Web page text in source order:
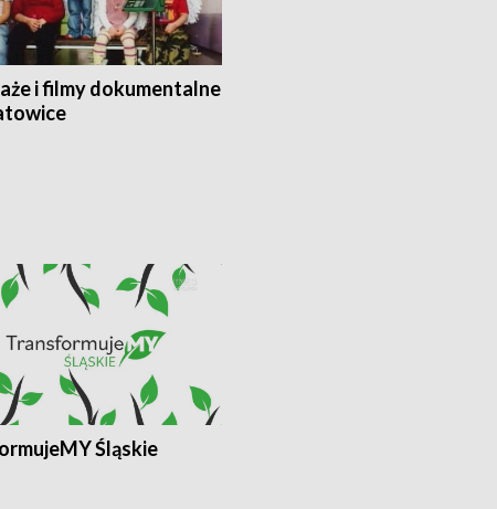
i filmy dokumentalne
Śląskie